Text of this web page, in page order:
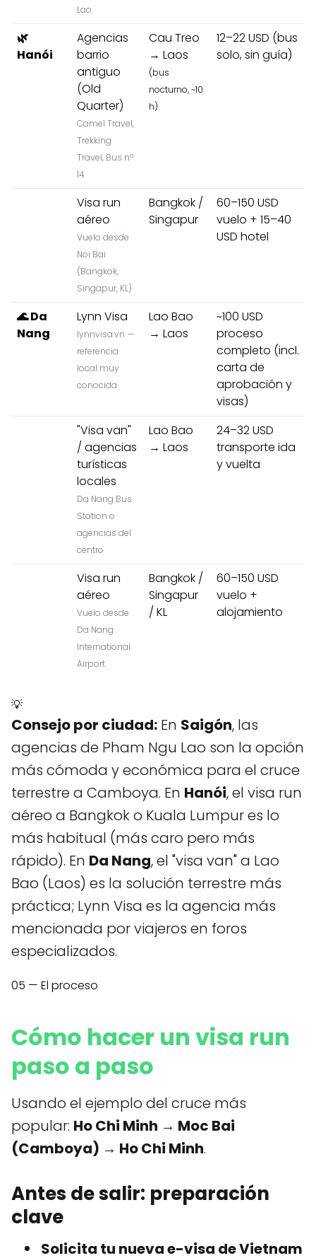
Lao
🌿
Hanói
Agencias
barrio
antiguo
(Old
Quarter)
Camel Travel,
Trekking
Travel, Bus nº
14
Cau Treo
→ Laos
(bus
nocturno, ~10
h)
12–22 USD (bus
solo, sin guía)
Visa run
aéreo
Vuelo desde
Noi Bai
(Bangkok,
Singapur, KL)
Bangkok /
Singapur
60–150 USD
vuelo + 15–40
USD hotel
🌊 Da
Nang
Lynn Visa
lynnvisa.vn —
referencia
local muy
conocida
Lao Bao
→ Laos
~100 USD
proceso
completo (incl.
carta de
aprobación y
visas)
"Visa van"
/ agencias
turísticas
locales
Da Nang Bus
Station o
agencias del
centro
Lao Bao
→ Laos
24–32 USD
transporte ida
y vuelta
Visa run
aéreo
Vuelo desde
Da Nang
International
Airport
Bangkok /
Singapur
/ KL
60–150 USD
vuelo +
alojamiento
💡
Consejo por ciudad: En Saigón, las
agencias de Pham Ngu Lao son la opción
más cómoda y económica para el cruce
terrestre a Camboya. En Hanói, el visa run
aéreo a Bangkok o Kuala Lumpur es lo
más habitual (más caro pero más
rápido). En Da Nang, el "visa van" a Lao
Bao (Laos) es la solución terrestre más
práctica; Lynn Visa es la agencia más
mencionada por viajeros en foros
especializados.
05 — El proceso
Cómo hacer un visa run
paso a paso
Usando el ejemplo del cruce más
popular: Ho Chi Minh → Moc Bai
(Camboya) → Ho Chi Minh.
Antes de salir: preparación
clave
Solicita tu nueva e-visa de Vietnam